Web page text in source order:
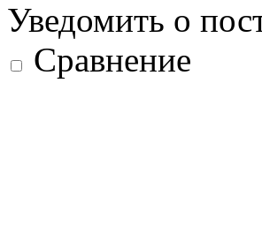
Уведомить о
Сравнение